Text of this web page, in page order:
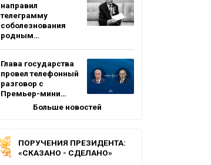
направил
телеграмму
соболезнования
родным…
Глава государства
провел телефонный
разговор с
Премьер-мини…
Больше новостей
ПОРУЧЕНИЯ ПРЕЗИДЕНТА:
«СКАЗАНО - СДЕЛАНО»